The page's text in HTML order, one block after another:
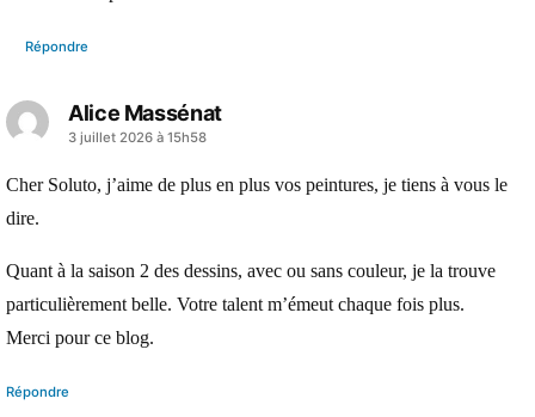
Répondre
Alice Massénat
a
dit :
3 juillet 2026 à 15h58
Cher Soluto, j’aime de plus en plus vos peintures, je tiens à vous le
dire.
Quant à la saison 2 des dessins, avec ou sans couleur, je la trouve
particulièrement belle. Votre talent m’émeut chaque fois plus.
Merci pour ce blog.
Répondre